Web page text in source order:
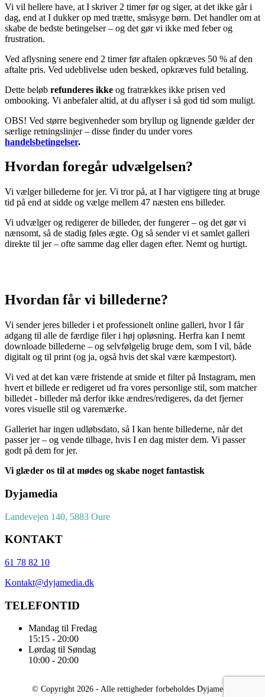
Vi vil hellere have, at I skriver 2 timer før og siger, at det ikke går i
dag, end at I dukker op med trætte, småsyge børn. Det handler om at
skabe de bedste betingelser – og det gør vi ikke med feber og
frustration.
Ved aflysning senere end 2 timer før aftalen opkræves 50 % af den
aftalte pris. Ved udeblivelse uden besked, opkræves fuld betaling.
Dette beløb refunderes ikke og fratrækkes ikke prisen ved
ombooking. Vi anbefaler altid, at du aflyser i så god tid som muligt.
OBS! Ved større begivenheder som bryllup og lignende gælder der
særlige retningslinjer – disse finder du under vores
handelsbetingelser.
Hvordan foregår udvælgelsen?
Vi vælger billederne for jer. Vi tror på, at I har vigtigere ting at bruge
tid på end at sidde og vælge mellem 47 næsten ens billeder.
Vi udvælger og redigerer de billeder, der fungerer – og det gør vi
nænsomt, så de stadig føles ægte. Og så sender vi et samlet galleri
direkte til jer – ofte samme dag eller dagen efter. Nemt og hurtigt.
Hvordan får vi billederne?
Vi sender jeres billeder i et professionelt online galleri, hvor I får
adgang til alle de færdige filer i høj opløsning. Herfra kan I nemt
downloade billederne – og selvfølgelig bruge dem, som I vil, både
digitalt og til print (og ja, også hvis det skal være kæmpestort).
Vi ved at det kan være fristende at smide et filter på Instagram, men
hvert et billede er redigeret ud fra vores personlige stil, som matcher
billedet - billeder må derfor ikke ændres/redigeres, da det fjerner
vores visuelle stil og varemærke.
Galleriet har ingen udløbsdato, så I kan hente billederne, når det
passer jer – og vende tilbage, hvis I en dag mister dem. Vi passer
godt på dem for jer.
Vi glæder os til at mødes og skabe noget fantastisk
Dyjamedia
Landevejen 140, 5883 Oure
KONTAKT
61 78 82 10
Kontakt@dyjamedia.dk
TELEFONTID
Mandag til Fredag
15:15 - 20:00
Lørdag til Søndag
10:00 - 20:00
© Copyright 2026 - Alle rettigheder forbeholdes Dyjamedia